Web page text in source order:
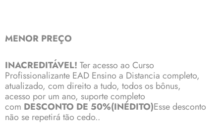
MENOR PREÇO
INACREDITÁVEL! Ter acesso ao Curso
Profissionalizante EAD Ensino a Distancia completo,
atualizado, com direito a tudo, todos os bônus,
acesso por um ano, suporte completo
com DESCONTO DE 50%(INÉDITO)Esse desconto
não se repetirá tão cedo..